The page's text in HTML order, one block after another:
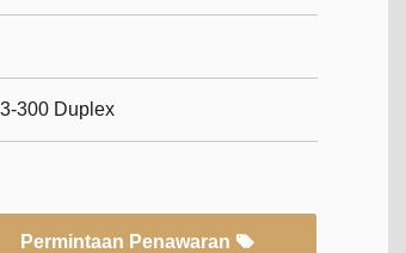
300 Duplex
Permintaan Penawaran